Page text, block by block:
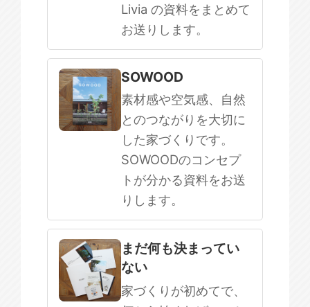
Livia の資料をまとめて
お送りします。
SOWOOD
素材感や空気感、自然
とのつながりを大切に
した家づくりです。
SOWOODのコンセプ
トが分かる資料をお送
りします。
まだ何も決まってい
ない
家づくりが初めてで、